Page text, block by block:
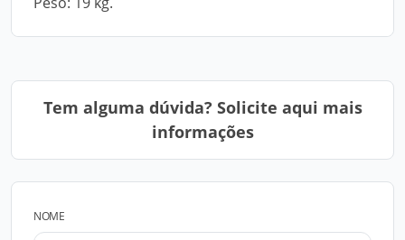
Tem alguma dúvida? Solicite aqui mais
informações
NOME